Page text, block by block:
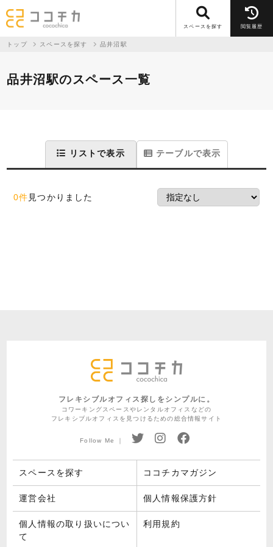
スペースを探す 閲覧履歴
トップ スペースを探す 品井沼駅
品井沼駅のスペース一覧
リストで表示 テーブルで表示
0件 見つかりました
フレキシブルオフィス探しをシンプルに。
コワーキングスペースやレンタルオフィスなどの
フレキシブルオフィスを見つけるための総合情報サイト
Follow Me ｜
スペースを探す ココチカマガジン
運営会社 個人情報保護方針
個人情報の取り扱いについ
て
利用規約